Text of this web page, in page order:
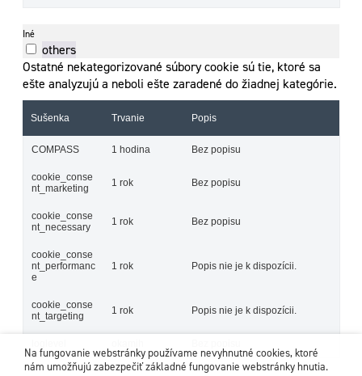
Na fungovanie webstránky používame nevyhnutné cookies, ktoré
nám umožňujú zabezpečiť základné fungovanie webstránky hnutia.
Iné
others
Ostatné nekategorizované súbory cookie sú tie, ktoré sa
ešte analyzujú a neboli ešte zaradené do žiadnej kategórie.
Sušenka Trvanie Popis
COMPASS 1 hodina Bez popisu
cookie_conse
nt_marketing
1 rok Bez popisu
cookie_conse
nt_necessary
1 rok Bez popisu
cookie_conse
nt_performanc
e
1 rok Popis nie je k dispozícii.
cookie_conse
nt_targeting
1 rok Popis nie je k dispozícii.